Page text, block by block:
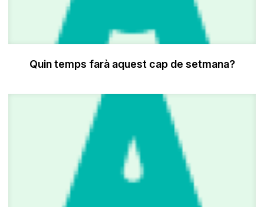
Quin temps farà aquest cap de setmana?